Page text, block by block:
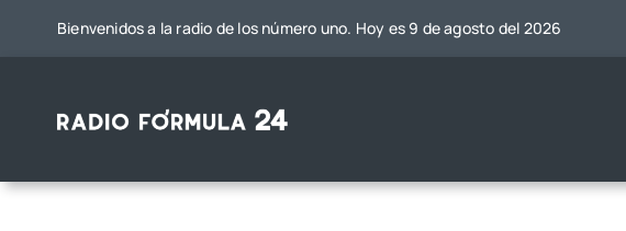
Bienvenidos a la radio de los número uno. Hoy es 9 de agosto del 2026